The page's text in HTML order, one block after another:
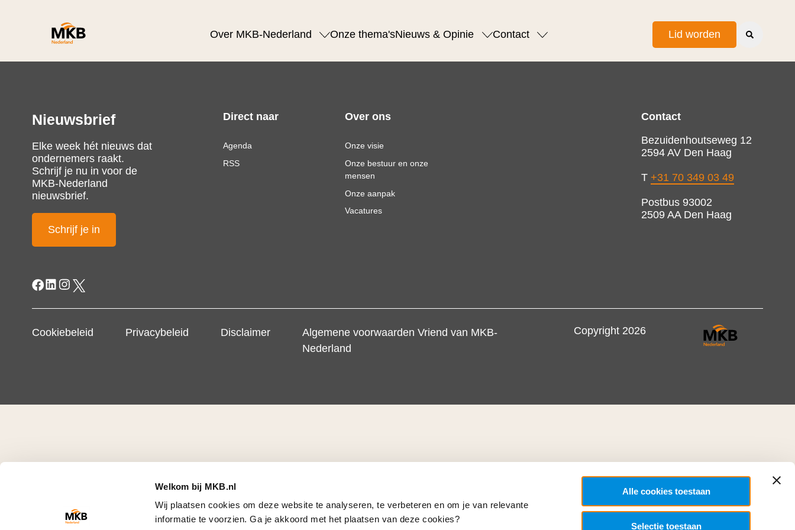
Welkom bij MKB.nl
Wij plaatsen cookies om deze website te analyseren, te verbeteren en om je van relevante
informatie te voorzien. Ga je akkoord met het plaatsen van deze cookies?
Alle cookies toestaan
Selectie toestaan
Over MKB-Nederland Onze thema'sNieuws & Opinie Contact Lid worden
Nieuwsbrief
Elke week hét nieuws dat
ondernemers raakt.
Schrijf je nu in voor de
MKB-Nederland
nieuwsbrief.
Schrijf je in
Direct naar
Agenda
RSS
Over ons
Onze visie
Onze bestuur en onze
mensen
Onze aanpak
Vacatures
Contact
Bezuidenhoutseweg 12
2594 AV Den Haag
T +31 70 349 03 49
Postbus 93002
2509 AA Den Haag
Cookiebeleid Privacybeleid Disclaimer
Algemene voorwaarden Vriend van MKB-
Nederland
Copyright 2026